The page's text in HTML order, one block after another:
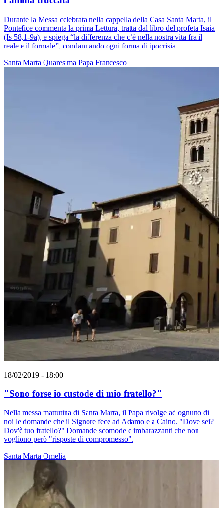
Durante la Messa celebrata nella cappella della Casa Santa Marta, il
Pontefice commenta la prima Lettura, tratta dal libro del profeta Isaia
(Is 58,1-9a), e spiega “la differenza che c’è nella nostra vita fra il
reale e il formale”, condannando ogni forma di ipocrisia.
Santa Marta Quaresima Papa Francesco
18/02/2019 - 18:00
"Sono forse io custode di mio fratello?"
Nella messa mattutina di Santa Marta, il Papa rivolge ad ognuno di
noi le domande che il Signore fece ad Adamo e a Caino. "Dove sei?
Dov'è tuo fratello?" Domande scomode e imbarazzanti che non
vogliono però "risposte di compromesso".
Santa Marta Omelia